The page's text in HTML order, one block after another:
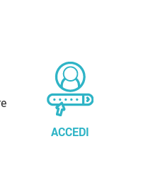
ACCEDI